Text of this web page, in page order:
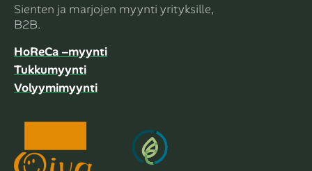
Sienten ja marjojen myynti yrityksille,
B2B.
HoReCa –myynti
Tukkumyynti
Volyymimyynti